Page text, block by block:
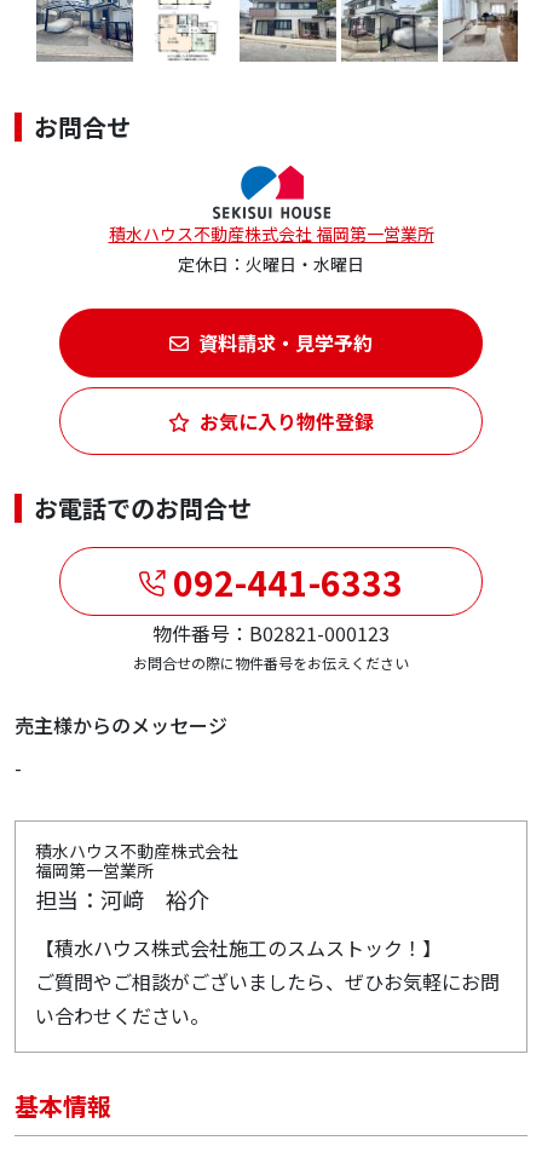
お問合せ
積水ハウス不動産株式会社 福岡第一営業所
定休日：火曜日・水曜日
資料請求・見学予約
お気に入り物件登録
お電話でのお問合せ
092-441-6333
物件番号：B02821-000123
お問合せの際に物件番号をお伝えください
売主様からのメッセージ
-
積水ハウス不動産株式会社
福岡第一営業所
担当：河﨑 裕介
【積水ハウス株式会社施工のスムストック！】
ご質問やご相談がございましたら、ぜひお気軽にお問
い合わせください。
基本情報